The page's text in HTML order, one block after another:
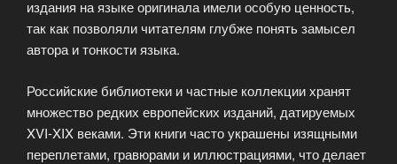
издания на языке оригинала имели особую ценность,
так как позволяли читателям глубже понять замысел
автора и тонкости языка.
Российские библиотеки и частные коллекции хранят
множество редких европейских изданий, датируемых
XVI-XIX веками. Эти книги часто украшены изящными
переплетами, гравюрами и иллюстрациями, что делает